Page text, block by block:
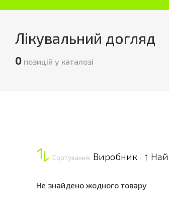
Лікувальний догляд
0 позицій у каталозі
Сортування: Виробник · ↑
Не знайдено жодного товару